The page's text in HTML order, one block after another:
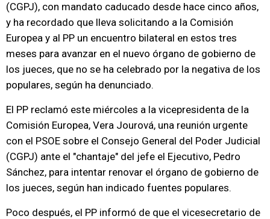
(CGPJ), con mandato caducado desde hace cinco años,
y ha recordado que lleva solicitando a la Comisión
Europea y al PP un encuentro bilateral en estos tres
meses para avanzar en el nuevo órgano de gobierno de
los jueces, que no se ha celebrado por la negativa de los
populares, según ha denunciado.
El PP reclamó este miércoles a la vicepresidenta de la
Comisión Europea, Vera Jourová, una reunión urgente
con el PSOE sobre el Consejo General del Poder Judicial
(CGPJ) ante el "chantaje" del jefe el Ejecutivo, Pedro
Sánchez, para intentar renovar el órgano de gobierno de
los jueces, según han indicado fuentes populares.
Poco después, el PP informó de que el vicesecretario de